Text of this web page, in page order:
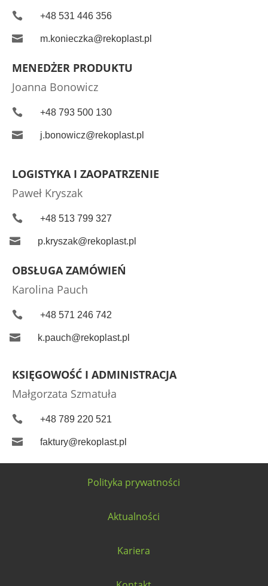
 +48 531 446 356
 m.konieczka@rekoplast.pl
MENEDŻER PRODUKTU
Joanna Bonowicz
 +48 793 500 130
 j.bonowicz@rekoplast.pl
LOGISTYKA I ZAOPATRZENIE
Paweł Kryszak
 +48 513 799 327
 p.kryszak@rekoplast.pl
OBSŁUGA ZAMÓWIEŃ
Karolina Pauch
 +48 571 246 742
 k.pauch@rekoplast.pl
KSIĘGOWOŚĆ I ADMINISTRACJA
Małgorzata Szmatuła
 +48 789 220 521
 faktury@rekoplast.pl
Polityka prywatności
Aktualności
Kariera